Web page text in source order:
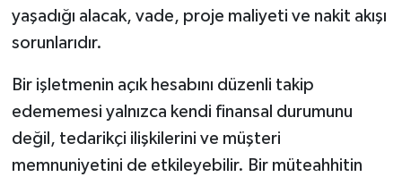
yaşadığı alacak, vade, proje maliyeti ve nakit akışı
sorunlarıdır.
Bir işletmenin açık hesabını düzenli takip
edememesi yalnızca kendi finansal durumunu
değil, tedarikçi ilişkilerini ve müşteri
memnuniyetini de etkileyebilir. Bir müteahhitin